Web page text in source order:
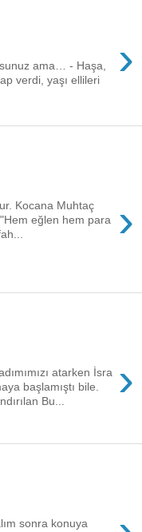
›
ama… - Haşa,
verdi, yaşı ellileri
›
Kocana Muhtaç
eğlen hem para
›
atarken İsra
başlamıştı bile.
Bu...
sonra konuya